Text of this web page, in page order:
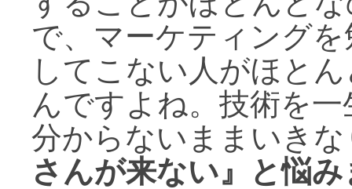
で、マーケティングを
してこない人がほと
んですよね。技術を
分からないままいき
さんが来ない』と悩